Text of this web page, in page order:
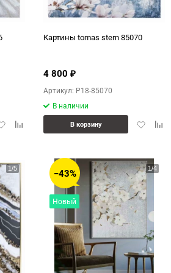
Добавить
Картины tomas stern 85070
4 800 ₽
Артикул: P18-85070
В наличии
В корзину
−43%
Новый